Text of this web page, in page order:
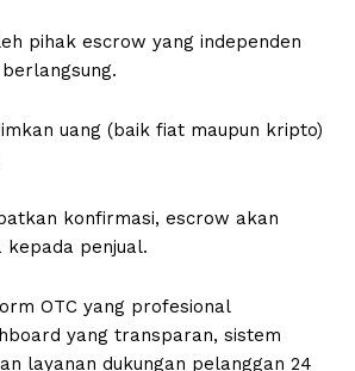
pihak escrow yang independen
uang (baik fiat maupun kripto)
konfirmasi, escrow akan
kepada penjual.
OTC yang profesional
yang transparan, sistem
layanan dukungan pelanggan 24